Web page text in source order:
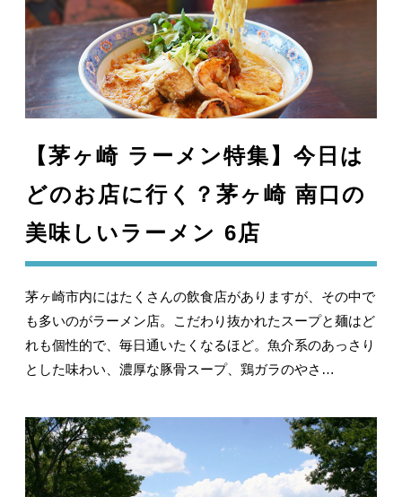
【茅ヶ崎 ラーメン特集】今日は
どのお店に行く？茅ヶ崎 南口の
美味しいラーメン 6店
茅ヶ崎市内にはたくさんの飲食店がありますが、その中で
も多いのがラーメン店。こだわり抜かれたスープと麺はど
れも個性的で、毎日通いたくなるほど。魚介系のあっさり
とした味わい、濃厚な豚骨スープ、鶏ガラのやさ…